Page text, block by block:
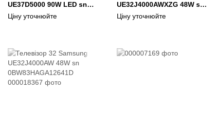
UE37D5000 90W LED sn
B3253HDC200091W
Ціну уточнюйте
UE32J4000AWXZG 48W sn
0BW83HAGA10486A
Ціну уточнюйте